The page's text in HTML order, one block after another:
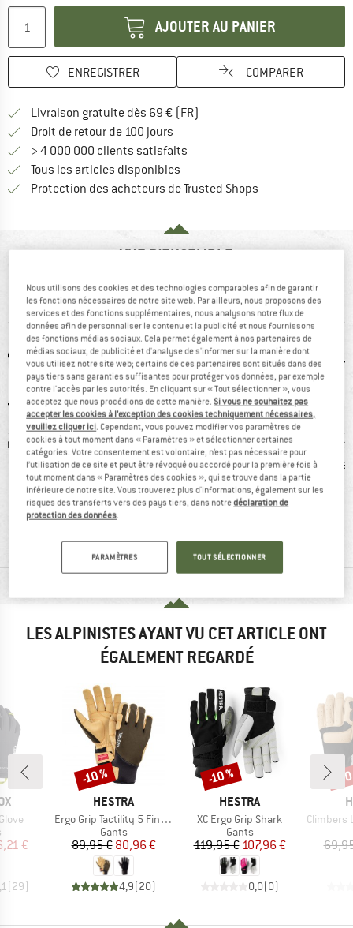
AJOUTER AU PANIER
ENREGISTRER COMPARER
Livraison gratuite dès 69 € (FR)
Droit de retour de 100 jours
> 4 000 000 clients satisfaits
Tous les articles disponibles
Protection des acheteurs de Trusted Shops
VUE D'ENSEMBLE
Gants en cuir fortement préformés avec Gore
Windstopper
GORE-TEX
INFINIUM™
WINDSTOPPER®
recommandé à
95 %
Avis
bonne
FONCTIONNALITÉS
LES ALPINISTES AYANT VU CET ARTICLE ONT
ÉGALEMENT REGARDÉ
group
réduit
€
(29)
MARQUE
HESTRA
Article
Ergo Grip Tactility 5 Finger
Product group
Gants
Prix
89,95 €Prix réduit
80,96 €
4,9(20)
Remise
-10 %
MARQUE
HESTRA
Article
XC Ergo Grip Shark
Product group
Gants
Prix
119,95 €Prix réduit
107,96 €
0,0(0)
Remise
-10 %
Article
Climbers
-
Nous utilisons des cookies et des technologies comparables afin de garantir
les fonctions nécessaires de notre site web. Par ailleurs, nous proposons des
services et des fonctions supplémentaires, nous analysons notre flux de
données afin de personnaliser le contenu et la publicité et nous fournissons
des fonctions médias sociaux. Cela permet également à nos partenaires de
médias sociaux, de publicité et d'analyse de s'informer sur la manière dont
vous utilisez notre site web; certains de ces partenaires sont situés dans des
pays tiers sans garanties suffisantes pour protéger vos données, par exemple
contre l'accès par les autorités. En cliquant sur « Tout sélectionner », vous
acceptez que nous procédions de cette manière.Si vous ne souhaitez pas
accepter les cookies à l’exception des cookies techniquement nécessaires,
veuillez cliquer ici. Cependant, vous pouvez modifier vos paramètres de
cookies à tout moment dans « Paramètres » et sélectionner certaines
catégories. Votre consentement est volontaire, n’est pas nécessaire pour
l’utilisation de ce site et peut être révoqué ou accordé pour la première fois à
tout moment dans « Paramètres des cookies », qui se trouve dans la partie
inférieure de notre site. Vous trouverez plus d'informations, également sur les
risques des transferts vers des pays tiers, dans notredéclaration de
protection des données.
PARAMÈTRES TOUT SÉLECTIONNER